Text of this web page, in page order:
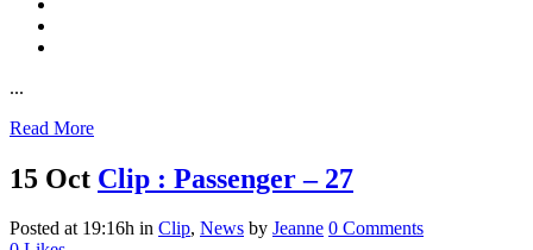
...
Read More
15 Oct Clip : Passenger – 27
Posted at 19:16h in Clip, News by Jeanne 0 Comments